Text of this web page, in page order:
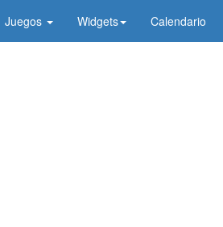
Juegos Widgets Calendario